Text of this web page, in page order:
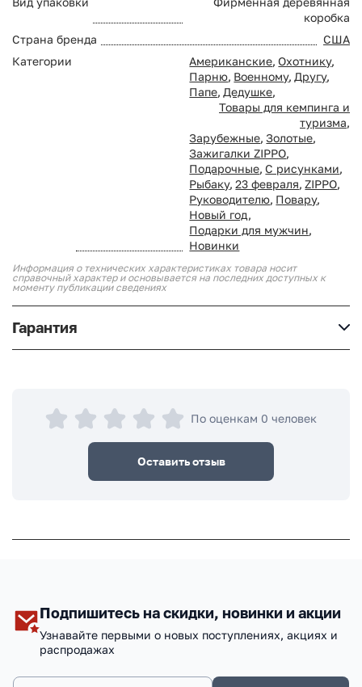
коробка
Страна бренда
США
Категории
Американские, Охотнику,
Парню, Военному, Другу,
Папе, Дедушке,
Товары для кемпинга и
туризма,
Зарубежные, Золотые,
Зажигалки ZIPPO,
Подарочные, С рисунками,
Рыбаку, 23 февраля, ZIPPO,
Руководителю, Повару,
Новый год,
Подарки для мужчин,
Новинки
Информация о технических характеристиках товара носит
справочный характер и основывается на последних доступных к
моменту публикации сведениях
Гарантия
По оценкам 0 человек
Оставить отзыв
Подпишитесь на скидки, новинки и акции
Узнавайте первыми о новых поступлениях, акциях и
распродажах